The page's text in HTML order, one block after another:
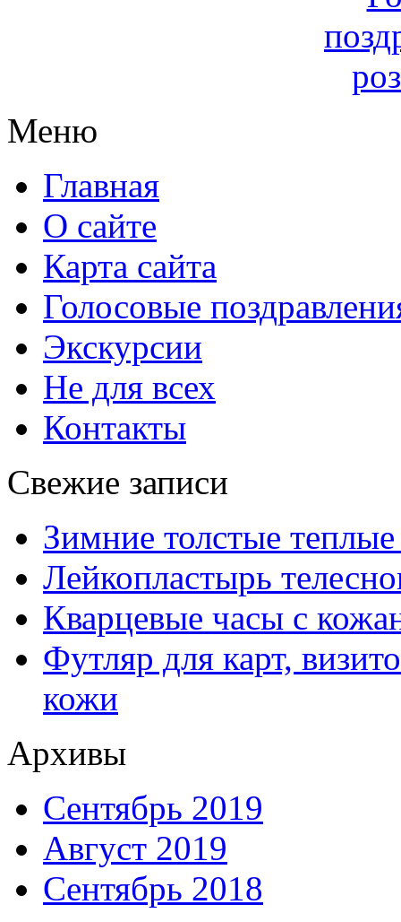
Меню
Главная
О сайте
Карта сайта
Голосовые
Экскурсии
Не для всех
Контакты
Свежие записи
Зимние толстые
Лейкопластырь
Кварцевые часы с
Футляр для карт,
кожи
Архивы
Сентябрь 2019
Август 2019
Сентябрь 2018